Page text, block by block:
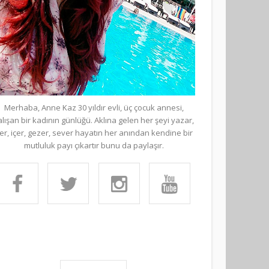
Merhaba, Anne Kaz 30 yıldır evli, üç çocuk annesi,
bir kadının günlüğü. Aklına gelen her şeyi yazar,
içer, gezer, sever hayatın her anından kendine bir
mutluluk payı çıkartır bunu da paylaşır.